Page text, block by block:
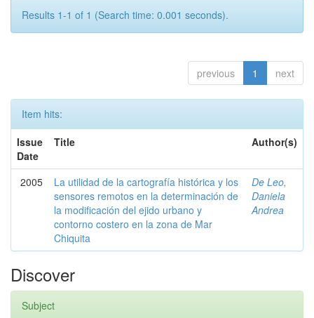
Results 1-1 of 1 (Search time: 0.001 seconds).
previous 1 next
Item hits:
Issue
Date
Title Author(s)
2005
La utilidad de la cartografía histórica y los
sensores remotos en la determinación de
la modificación del ejido urbano y
contorno costero en la zona de Mar
Chiquita
De Leo,
Daniela
Andrea
Discover
Subject